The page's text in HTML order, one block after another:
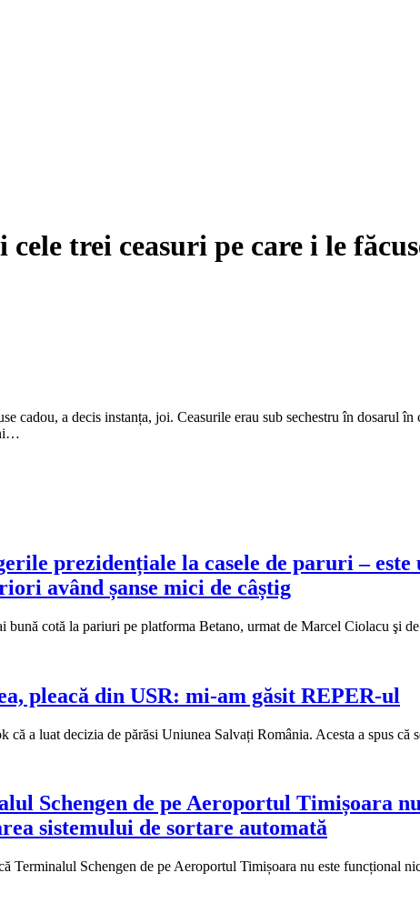
trei ceasuri pe care i le
cadou, a decis instanța, joi. Ceasurile erau sub sechestru în dosarul
prezidențiale la casele de paruri –
având șanse mici de câștig
bună cotă la pariuri pe platforma Betano, urmat de Marcel Ciolacu şi
pleacă din USR: mi-am găsit REPER-ul
a luat decizia de părăsi Uniunea Salvați România. Acesta a spus că
Schengen de pe Aeroportul Timișoara
sistemului de sortare automată
Schengen de pe Aeroportul Timișoara nu este funcțional